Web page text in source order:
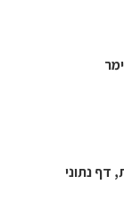
דף נתוני